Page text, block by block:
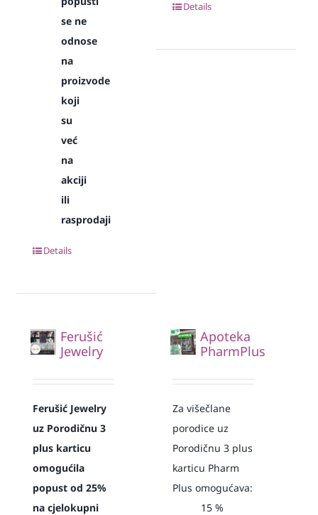
se ne
odnose
na
proizvode
koji
su
već
na
akciji
ili
rasprodaji
Details
Details
Ferušić
Jewelry
Ferušić Jewelry
uz Porodičnu 3
plus karticu
omogućila
popust od 25%
na cjelokupni
Apoteka
PharmPlus
Za višečlane
porodice uz
Porodičnu 3 plus
karticu Pharm
Plus omogućava:
15%